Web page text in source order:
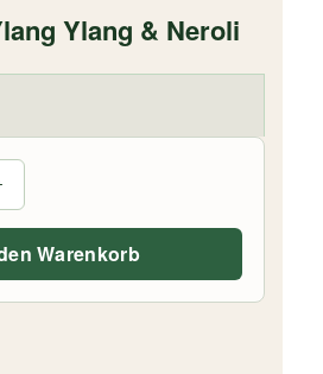
Ylang & Neroli
Warenkorb